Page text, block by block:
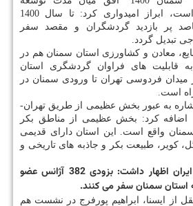
گردشگری این استان است، ابراز امیدواری كرد: تا سال 1400
پر بازدید گردشگران و مقصد سفر
تبدیل گردد.
معادن و كشاورزی استان سمنان هم در
قابلیت های فراوان گردشگری استان
فردوسی تهران تا ورودی سمنان در
به عبور بخش عظیمی از طریق تهران-
اضافه كرد: بخش عظیمی از مناطق بكر
واقع است. این استان دارای قدیمی
كویر، طبیعت بكر و جاذبه های تاریخی و
رئیس جامعه تورگردانان ایران اظهار داشت: بزودی 382 آژانس عضو
استان سمنان سفر می كنند.
از ایسنا، ابراهیم پورفرج در نشست هم